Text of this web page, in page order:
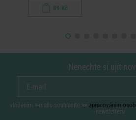
89 Kč
Nenechte si ujít
vložením e-mailu souhlasíte se zpracováním
newsletteru